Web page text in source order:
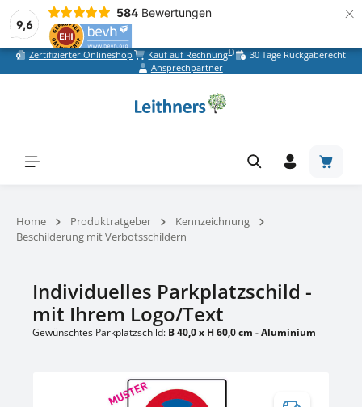
9,6
584 Bewertungen ×
Zum Hauptinhalt springen
Zertifizierter Onlineshop Kauf auf Rechnung1)
30 Tage Rückgaberecht
Ansprechpartner
Home Produktratgeber
Kennzeichnung
Beschilderung mit Verbotsschildern
Individuelles Parkplatzschild -
mit Ihrem Logo/Text
Gewünschtes Parkplatzschild: B 40,0 x H 60,0 cm - Aluminium
Bildergalerie überspringen